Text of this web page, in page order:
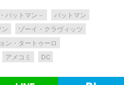
バットマン－
バットマン
ン
ゾーイ・クラヴィッツ
ン・タートゥーロ
アメコミ DC